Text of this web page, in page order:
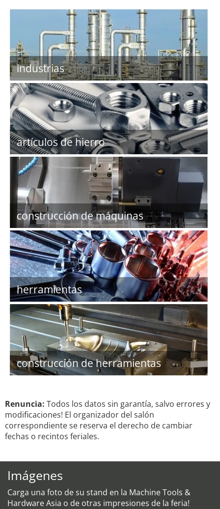
industrias
artículos de hierro
construcción de máquinas
herramientas
construcción de herramientas
Renuncia: Todos los datos sin garantía, salvo errores y
modificaciones! El organizador del salón
correspondiente se reserva el derecho de cambiar
fechas o recintos feriales.
Imágenes
Carga una foto de su stand en la Machine Tools &
Hardware Asia o de otras impresiones de la feria!